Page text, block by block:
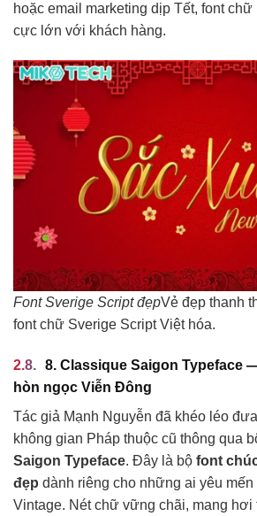
hoặc email marketing dịp Tết, font
cực lớn với khách hàng.
Font Sverige Script đẹpVẻ đẹp thanh
font chữ Sverige Script Việt hóa.
8. Classique Saigon Typeface
hòn ngọc Viễn Đông
Tác giả Mạnh Nguyễn đã khéo léo
không gian Pháp thuộc cũ thông qua
Saigon Typeface. Đây là bộ font
đẹp dành riêng cho những ai yêu mến
Vintage. Nét chữ vững chãi, mang